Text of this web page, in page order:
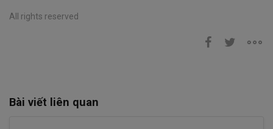
All rights reserved
Bài viết liên quan